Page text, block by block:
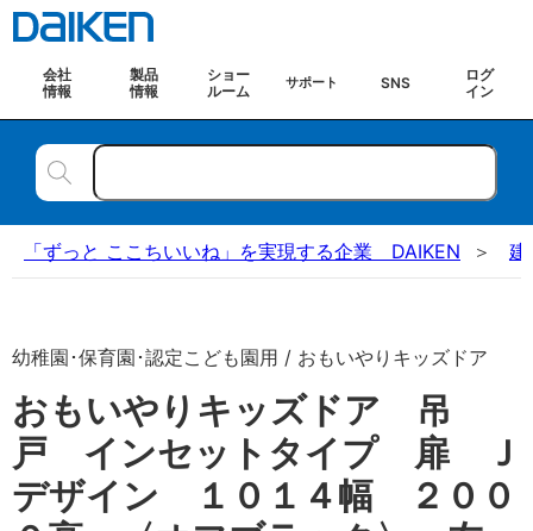
会社
情報
製品
情報
ショー
ルーム
サポート SNS
ログ
イン
「ずっと ここちいいね」を実現する企業 DAIKEN 建
幼稚園･保育園･認定こども園用 / おもいやりキッズドア
おもいやりキッズドア 吊
戸 インセットタイプ 扉 Ｊ
デザイン １０１４幅 ２００